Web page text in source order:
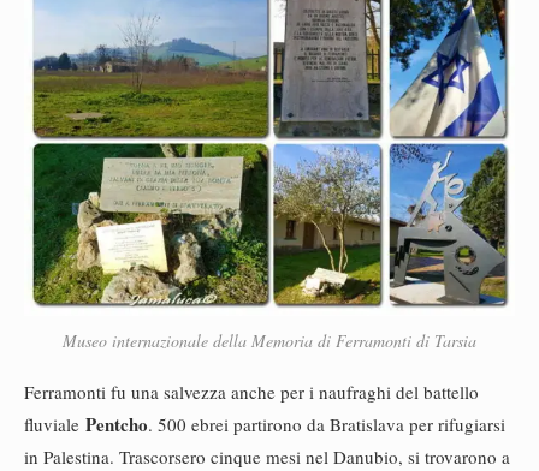
Museo internazionale della Memoria di Ferramonti di Tarsia
Ferramonti fu una salvezza anche per i naufraghi del battello
fluviale Pentcho. 500 ebrei partirono da Bratislava per rifugiarsi
in Palestina. Trascorsero cinque mesi nel Danubio, si trovarono a